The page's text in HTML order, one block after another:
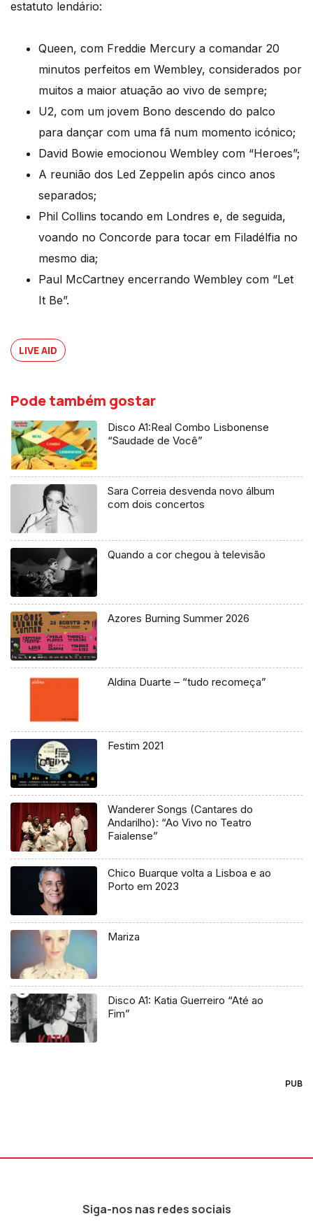
estatuto lendário:
Queen, com Freddie Mercury a comandar 20
minutos perfeitos em Wembley, considerados por
muitos a maior atuação ao vivo de sempre;
U2, com um jovem Bono descendo do palco
para dançar com uma fã num momento icónico;
David Bowie emocionou Wembley com “Heroes”;
A reunião dos Led Zeppelin após cinco anos
separados;
Phil Collins tocando em Londres e, de seguida,
voando no Concorde para tocar em Filadélfia no
mesmo dia;
Paul McCartney encerrando Wembley com “Let
It Be”.
LIVE AID
Pode também gostar
Disco A1:Real Combo Lisbonense
“Saudade de Você”
Sara Correia desvenda novo álbum
com dois concertos
Quando a cor chegou à televisão
Azores Burning Summer 2026
Aldina Duarte – “tudo recomeça”
Festim 2021
Wanderer Songs (Cantares do
Andarilho): “Ao Vivo no Teatro
Faialense”
Chico Buarque volta a Lisboa e ao
Porto em 2023
Mariza
Disco A1: Katia Guerreiro “Até ao
Fim”
PUB
Siga-nos nas redes sociais